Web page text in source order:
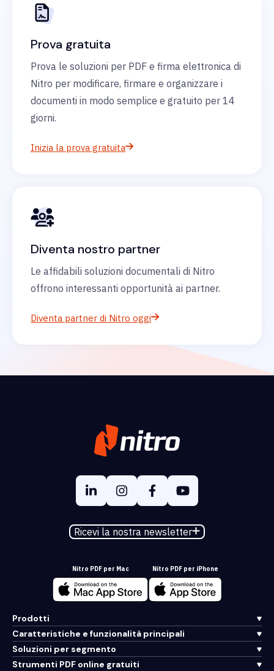
Prova gratuita
Prova le soluzioni per PDF e firma elettronica di
Nitro per modificare, firmare e organizzare i
documenti in modo semplice e gratuito per 14
giorni.
Inizia la prova gratuita
Diventa nostro partner
Le affidabili soluzioni documentali di Nitro
offrono interessanti opportunità ai partner.
Diventa partner di Nitro oggi
Ricevi la nostra newsletter
Nitro PDF per Mac Nitro PDF per iPhone
Prodotti
Caratteristiche e funzionalità principali
Soluzioni per segmento
Strumenti PDF online gratuiti